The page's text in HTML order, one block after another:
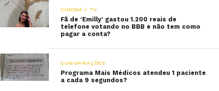
CINEMA / TV
Fã de ‘Emilly’ gastou 1.200 reais de
telefone votando no BBB e não tem como
pagar a conta?
CONSPIRAÇÕES
Programa Mais Médicos atendeu 1 paciente
a cada 9 segundos?